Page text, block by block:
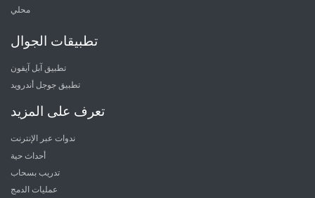
محلي
تطبيقات الجوال
تطبيق آبل آيفون
تطبيق جوجل أندرويد
تعرف على المزيد
ندوات عبر الإنترنت
أحداث حية
تدريب بسحاب
عمليات الدمج